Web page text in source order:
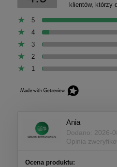
klientów, którzy
5
4
3
2
1
Ania
Dodano: 2026-
Opinia
Ocena produktu: